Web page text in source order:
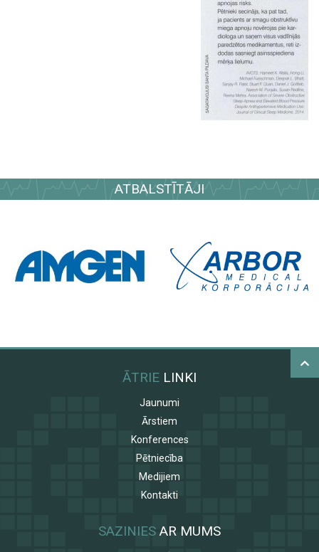
ATBALSTĪTĀJI
ĀTRIE LINKI
Jaunumi
Ārstiem
Konferences
Pētniecība
Medijiem
Kontakti
SAZINIES AR MUMS